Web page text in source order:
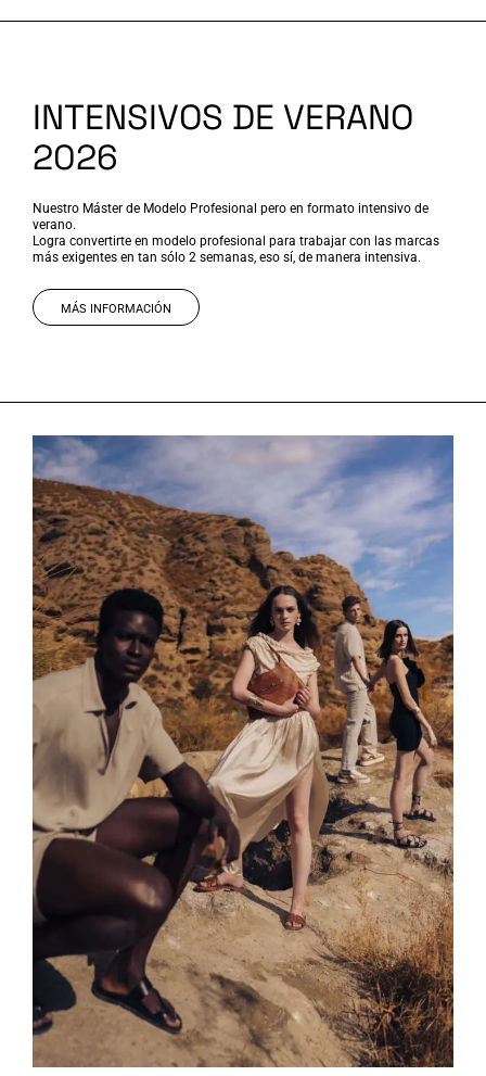
INTENSIVOS DE VERANO
2026
Nuestro Máster de Modelo Profesional pero en formato intensivo de
verano.
Logra convertirte en modelo profesional para trabajar con las marcas
más exigentes en tan sólo 2 semanas, eso sí, de manera intensiva.
MÁS INFORMACIÓN